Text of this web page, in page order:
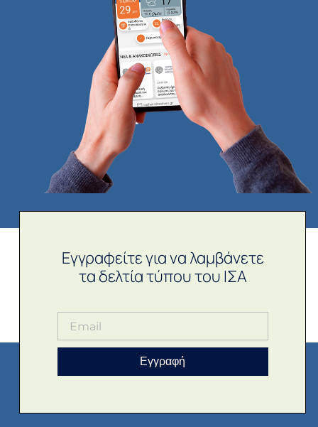
Εγγραφείτε για να λαμβάνετε
τα δελτία τύπου του ΙΣΑ
Εγγραφή